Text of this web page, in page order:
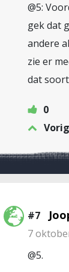
@5:
gek dat
andere
zie er
dat
0
#7
7
@5.